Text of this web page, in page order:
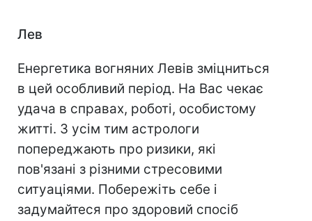
Лев
Енергетика вогняних Левів зміцниться
в цей особливий період. На Вас чекає
удача в справах, роботі, особистому
житті. З усім тим астрологи
попереджають про ризики, які
пов'язані з різними стресовими
ситуаціями. Побережіть себе і
задумайтеся про здоровий спосіб